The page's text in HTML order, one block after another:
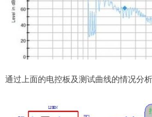
通过上面的电控板及测试曲线的情况分析